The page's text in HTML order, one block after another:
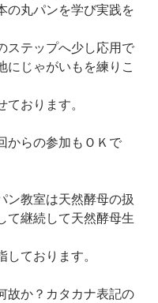
の丸パンを学び実践を
ステップへ少し応用で
にじゃがいもを練りこ
おります。
からの参加もＯＫで
ン教室は天然酵母の扱
て継続して天然酵母生
ております。
故か？カタカナ表記の